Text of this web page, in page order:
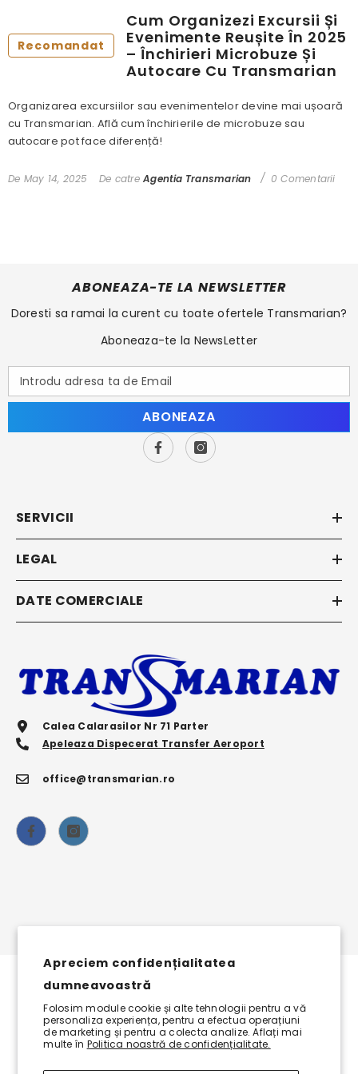
Apreciem confidențialitatea
dumneavoastră
Folosim module cookie și alte tehnologii pentru a vă
personaliza experiența, pentru a efectua operațiuni
de marketing și pentru a colecta analize. Aflați mai
multe în Politica noastră de confidențialitate.
Recomandat
Cum Organizezi Excursii Și
Evenimente Reușite În 2025
– Închirieri Microbuze Și
Autocare Cu Transmarian
Organizarea excursiilor sau evenimentelor devine mai ușoară
cu Transmarian. Află cum închirierile de microbuze sau
autocare pot face diferență!
De May 14, 2025 De catreAgentia Transmarian 0 Comentarii
ABONEAZA-TE LA NEWSLETTER
Doresti sa ramai la curent cu toate ofertele Transmarian?
Aboneaza-te la NewsLetter
Introdu adresa ta de Email
ABONEAZA
SERVICII
LEGAL
DATE COMERCIALE
Calea Calarasilor Nr 71 Parter
Apeleaza Dispecerat Transfer Aeroport
office@transmarian.ro
© 2025 Transmarian SRL. Toate Drepturile Rezervate!
Website Creat De @DezvoltareOnline.ro